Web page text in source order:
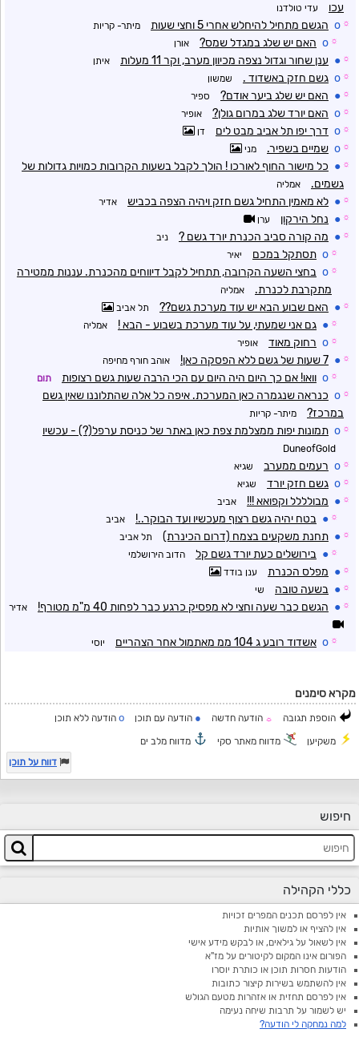
עכו
עדי טולדנו
☼
o הגשם מתחיל להיחלש אחרי 5 וחצי שעות מיתר- קריות
☼
o האם יש שלג במגדל שמס? אורן
☼
● ענן שחור וגדול נצפה מכיוון מערב, וקר 11 מעלות איתן
☼
o גשם חזק באשדוד . שמשון
☼
● האם יש שלג ביער אודם? ספיר
☼
o האם יורד שלג במרום גולן? אופיר
☼
o דרך יפו תל אביב מבט לים דן
☼
o שמיים בשפיר. מני
☼
● כל מישור החוף לאורכו ! הולך לקבל בשעות הקרובות כמויות גדולות של
גשמים.
אמליה
☼
● לא מאמין התחיל גשם חזק ויהיה הצפה בכביש אדיר
☼
● נחל הירקון ערן
☼
● מה קורה סביב הכנרת יורד גשם ? ניב
☼
o תסתקל במכם יאיר
☼
o בחצי השעה הקרובה, תתחיל לקבל דיווחים מהכנרת. עננות ממטירה
מתקרבת לכנרת.
אמליה
☼
● האם שבוע הבא יש עוד מערכת גשם?? תל אביב
☼
● גם אני שמעתי, על עוד מערכת בשבוע - הבא ! אמליה
☼
o רחוק מאוד אופיר
☼
● 7 שעות של גשם ללא הפסקה כאן! אוהב חורף מחיפה
☼
o וואו! אם כך היום היה היום עם הכי הרבה שעות גשם רצופות תום
☼
o כנראה שנגמרה כאן המערכת. איפה כל אלה שהתלוננו שאין גשם
במרכז?
מיתר- קריות
☼
o תמונות יפות ממצלמת צפת כאן באתר של כניסת ערפל(?) - עכשיו
DuneofGold
☼
o רעמים ממערב שגיא
☼
o גשם חזק יורד שגיא
☼
● מבולללל וקפואא !!! אביב
☼
● בטח יהיה גשם רצוף מעכשיו ועד הבוקר..! אביב
☼
● תחנת משקעים בצמח (דרום הכינרת) תל אביב
☼
● בירושלים כעת יורד גשם קל הדוב הירושלמי
☼
● מפלס הכנרת ענן בודד
☼
● בשעה טובה שי
☼
● הגשם כבר שעה וחצי לא מפסיק כרגע כבר לפחות 40 מ"מ מטורף! אדיר
☼
o אשדוד רובע ג 104 ממ מאתמול אחר הצהריים יוסי
מקרא סימנים
הוספת תגובה ☼ הודעה חדשה ● הודעה עם תוכן o הודעה ללא תוכן
משקיען מדווח מאתר סקי
מדווח מלב ים
דווח על תוכן
חיפוש
כללי הקהילה
אין לפרסם תכנים המפרים זכויות
אין להציף או למשוך אותיות
אין לשאול על גילאים, או לבקש מידע אישי
הפורום אינו המקום לקיטורים על מז"א
הודעות חסרות תוכן או כותרת יוסרו
אין להשתמש בשירות קיצור כתובות
אין לפרסם תחזית או אזהרות מטעם הגולש
יש לשמור על תרבות שיחה נעימה
למה נמחקה לי הודעה?